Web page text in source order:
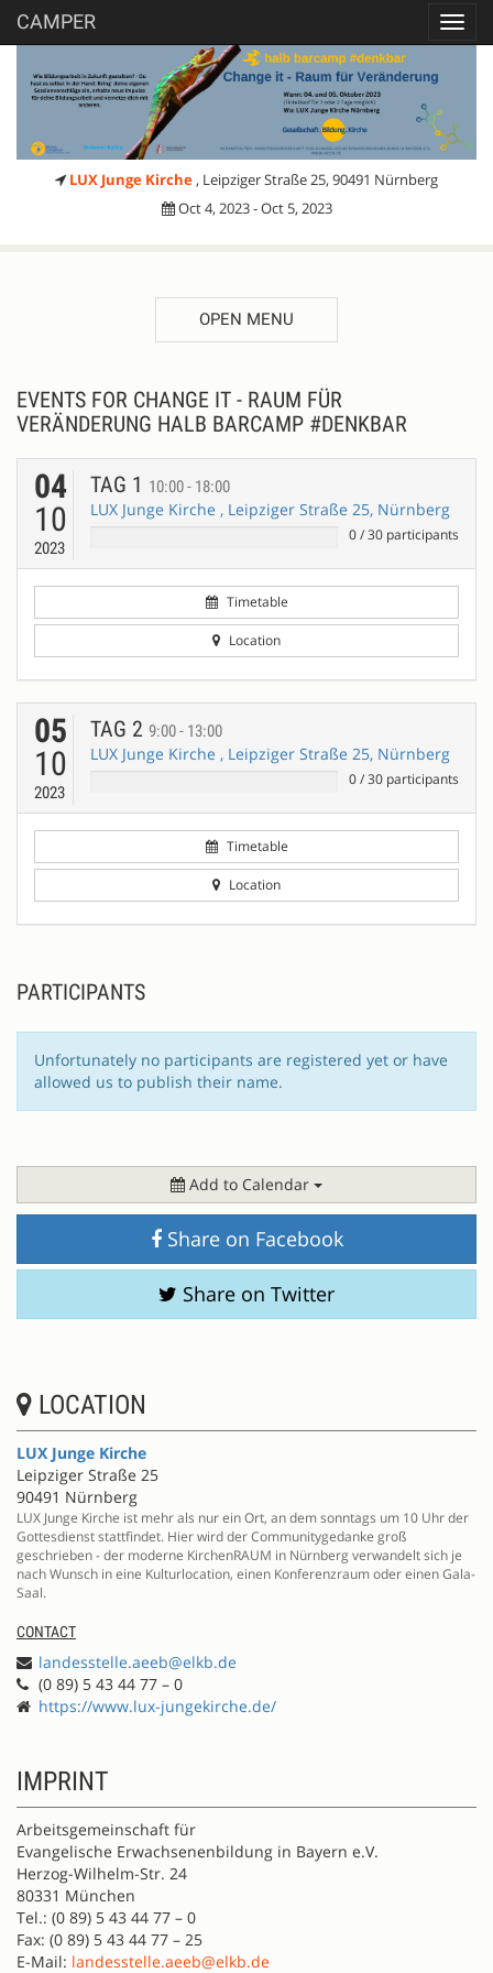
CAMPER
LUX Junge Kirche , Leipziger Straße 25, 90491 Nürnberg
Oct 4, 2023 - Oct 5, 2023
OPEN MENU
EVENTS FOR CHANGE IT - RAUM FÜR
VERÄNDERUNG HALB BARCAMP #DENKBAR
04
10
2023
TAG 1 10:00 - 18:00
LUX Junge Kirche , Leipziger Straße 25, Nürnberg
0/30 participants
Timetable
Location
05
10
2023
TAG 2 9:00 - 13:00
LUX Junge Kirche , Leipziger Straße 25, Nürnberg
0/30 participants
Timetable
Location
PARTICIPANTS
Unfortunately no participants are registered yet or have
allowed us to publish their name.
Add to Calendar
Share on Facebook
Share on Twitter
LOCATION
LUX Junge Kirche
Leipziger Straße 25
90491 Nürnberg
LUX Junge Kirche ist mehr als nur ein Ort, an dem sonntags um 10 Uhr der
Gottesdienst stattfindet. Hier wird der Communitygedanke groß
geschrieben - der moderne KirchenRAUM in Nürnberg verwandelt sich je
nach Wunsch in eine Kulturlocation, einen Konferenzraum oder einen Gala-
Saal.
CONTACT
landesstelle.aeeb@elkb.de
(0 89) 5 43 44 77 – 0
https://www.lux-jungekirche.de/
IMPRINT
Arbeitsgemeinschaft für
Evangelische Erwachsenenbildung in Bayern e.V.
Herzog-Wilhelm-Str. 24
80331 München
Tel.: (0 89) 5 43 44 77 – 0
Fax: (0 89) 5 43 44 77 – 25
E-Mail: landesstelle.aeeb@elkb.de